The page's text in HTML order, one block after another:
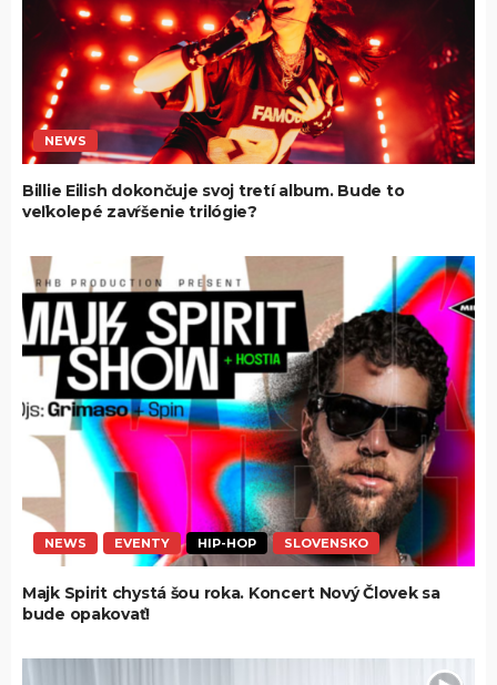
NEWS
Billie Eilish dokončuje svoj tretí album. Bude to
veľkolepé zavŕšenie trilógie?
NEWS EVENTY HIP-HOP SLOVENSKO
Majk Spirit chystá šou roka. Koncert Nový Človek sa
bude opakovať!